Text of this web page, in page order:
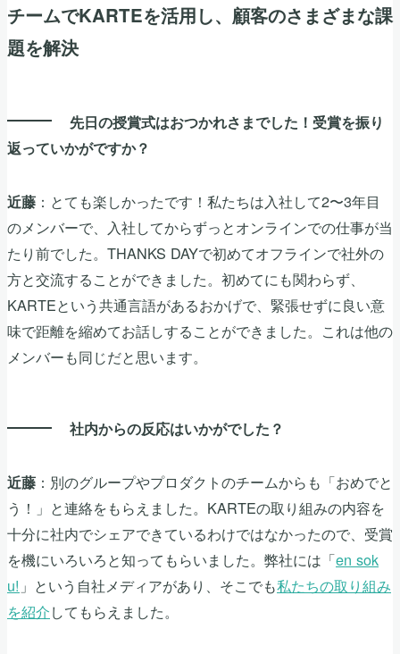
チームでKARTEを活用し、顧客のさまざまな課
題を解決
先日の授賞式はおつかれさまでした！受賞を振り
返っていかがですか？
近藤 ：とても楽しかったです！私たちは入社して2〜3年目
のメンバーで、入社してからずっとオンラインでの仕事が当
たり前でした。THANKS DAYで初めてオフラインで社外の
方と交流することができました。初めてにも関わらず、
KARTEという共通言語があるおかげで、緊張せずに良い意
味で距離を縮めてお話しすることができました。これは他の
メンバーも同じだと思います。
社内からの反応はいかがでした？
近藤 ：別のグループやプロダクトのチームからも「おめでと
う！」と連絡をもらえました。KARTEの取り組みの内容を
十分に社内でシェアできているわけではなかったので、受賞
を機にいろいろと知ってもらいました。弊社には「en sok
u! 」という自社メディアがあり、そこでも私たちの取り組み
を紹介してもらえました。